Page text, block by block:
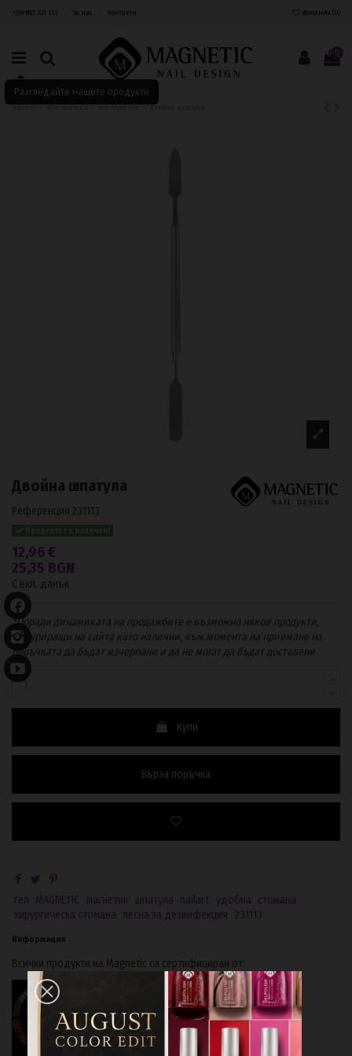
+359 897 321 111 За нас Контакти Желания (0)
Разгледайте нашите продукти
0
Начало Консумативи Инструменти Двойна шпатула
Двойна шпатула
Референция 231113
12,96 €
25,35 BGN
С вкл. данък
*Поради динамиката на продажбите е възможно някои продукти,
фигуриращи на сайта като налични, към момента на приемане на
поръчката да бъдат изчерпани и да не могат да бъдат доставени
Купи
Бърза поръчка
гел MAGNETIC магнетик шпатула nailart удобна стомана
хирургическа стомана лесна за дезинфекция 231113
Информация
Всички продукти на Magnetic са сертифициран от: